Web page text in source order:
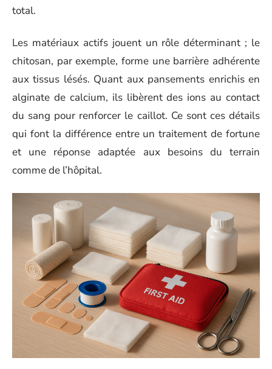
total.
Les matériaux actifs jouent un rôle déterminant ; le
chitosan, par exemple, forme une barrière adhérente
aux tissus lésés. Quant aux pansements enrichis en
alginate de calcium, ils libèrent des ions au contact
du sang pour renforcer le caillot. Ce sont ces détails
qui font la différence entre un traitement de fortune
et une réponse adaptée aux besoins du terrain
comme de l’hôpital.